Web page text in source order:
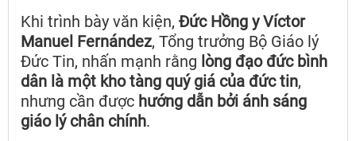
Khi trình bày văn kiện, Đức Hồng y Víctor
Manuel Fernández, Tổng trưởng Bộ Giáo lý
Đức Tin, nhấn mạnh rằng lòng đạo đức bình
dân là một kho tàng quý giá của đức tin,
nhưng cần được hướng dẫn bởi ánh sáng
giáo lý chân chính.